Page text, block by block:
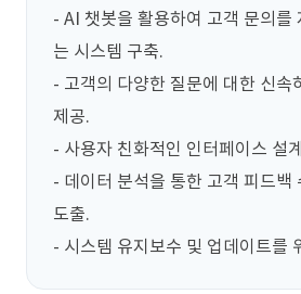
- AI 챗봇을 활용하여 고객 문의를
는 시스템 구축.
- 고객의 다양한 질문에 대한 신속
제공.
- 사용자 친화적인 인터페이스 설
- 데이터 분석을 통한 고객 피드백
도출.
- 시스템 유지보수 및 업데이트를